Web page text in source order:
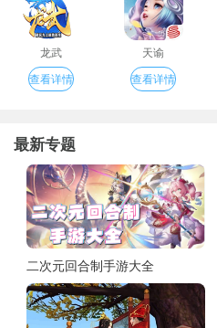
龙武
查看详情
天谕
查看详情
最新专题
二次元回合制手游大全